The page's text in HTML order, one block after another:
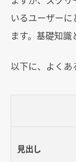
いるユーザーに
ます。基礎知識
以下に、よくあ
見出し